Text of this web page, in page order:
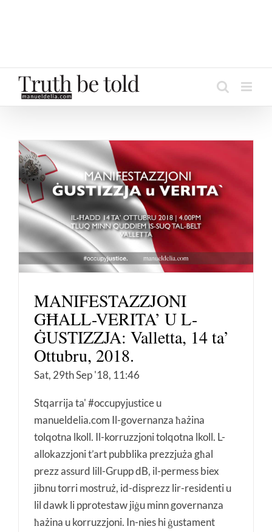
MANIFESTAZZJONI
GĦALL-VERITA’ U L-
ĠUSTIZZJA: Valletta, 14 ta’
Ottubru, 2018.
Sat, 29th Sep '18, 11:46
Stqarrija ta' #occupyjustice u
manueldelia.com Il-governanza ħażina
tolqotna lkoll. Il-korruzzjoni tolqotna lkoll. L-
allokazzjoni t’art pubblika prezzjuża għal
prezz assurd lill-Grupp dB, il-permess biex
jibnu torri mostruż, id-disprezz lir-residenti u
lil dawk li pprotestaw jiġu minn governanza
ħażina u korruzzjoni. In-nies hi ġustament